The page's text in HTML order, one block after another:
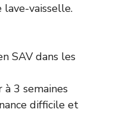
vaisselle.
SAV dans les
3 semaines
difficile et